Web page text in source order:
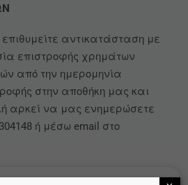
αντικατάσταση με
επιστροφής χρημάτων
από την ημερομηνία
στην αποθήκη μας και
αρκεί να μας ενημερώσετε
ή μέσω email στο
να σας επιστρέψουμε είναι